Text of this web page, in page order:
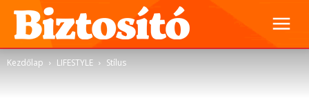
Kezdőlap LIFESTYLE Stílus